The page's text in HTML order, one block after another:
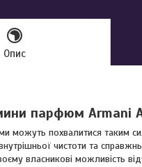
Опис
парфюм Armani
можуть похвалитися таким
чистоти та
власникові можливість